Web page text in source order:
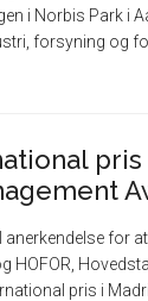
i Norbis Park i
forsyning og
for
HOFOR,
pris i